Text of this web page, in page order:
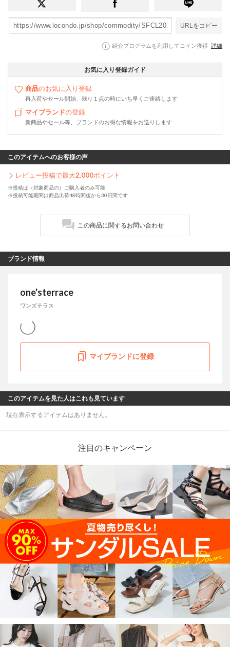
URLをコピー
紹介プログラムを利用してコイン獲得 詳細
お気に入り登録ガイド
商品のお気に入り登録
再入荷やセール開始、残り１点の時にいち早くご連絡します
マイブランドの登録
新商品やセール等、ブランドのお得な情報をお送りします
このアイテムへのお客様の声
レビュー投稿で最大2,000ポイント
※投稿は（対象商品の）ご購入者のみ可能
※投稿可能期間は商品出荷48時間後から30日間です
この商品に関するお問い合わせ
ブランド情報
one'sterrace
ワンズテラス
マイブランドに登録
このアイテムを見た人はこれも見ています
現在表示するアイテムはありません。
注目のキャンペーン